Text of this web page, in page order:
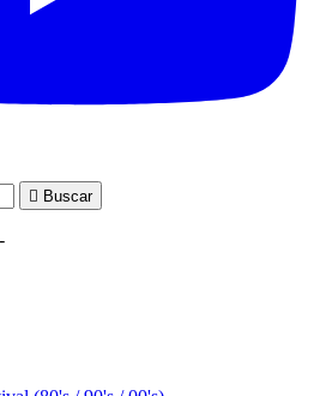
 Buscar